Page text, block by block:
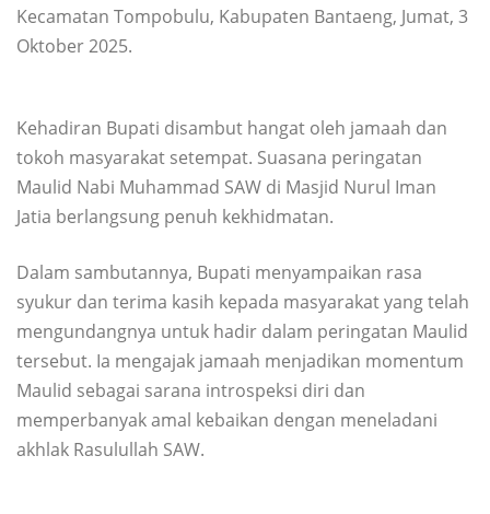
Kecamatan Tompobulu, Kabupaten Bantaeng, Jumat, 3
Oktober 2025.
Kehadiran Bupati disambut hangat oleh jamaah dan
tokoh masyarakat setempat. Suasana peringatan
Maulid Nabi Muhammad SAW di Masjid Nurul Iman
Jatia berlangsung penuh kekhidmatan.
Dalam sambutannya, Bupati menyampaikan rasa
syukur dan terima kasih kepada masyarakat yang telah
mengundangnya untuk hadir dalam peringatan Maulid
tersebut. Ia mengajak jamaah menjadikan momentum
Maulid sebagai sarana introspeksi diri dan
memperbanyak amal kebaikan dengan meneladani
akhlak Rasulullah SAW.